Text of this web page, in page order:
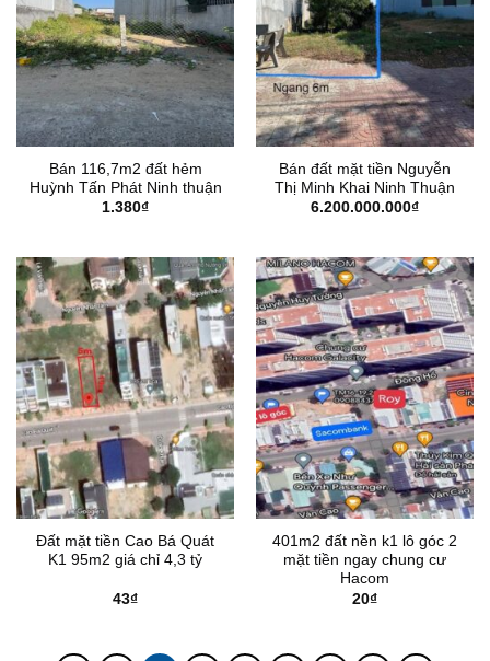
Bán 116,7m2 đất hẻm
Huỳnh Tấn Phát Ninh thuận
1.380₫
Bán đất mặt tiền Nguyễn
Thị Minh Khai Ninh Thuận
6.200.000.000₫
Đất mặt tiền Cao Bá Quát
K1 95m2 giá chỉ 4,3 tỷ
43₫
401m2 đất nền k1 lô góc 2
mặt tiền ngay chung cư
Hacom
20₫